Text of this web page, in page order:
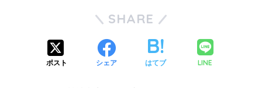
SHARE
ポスト シェア はてブ LINE